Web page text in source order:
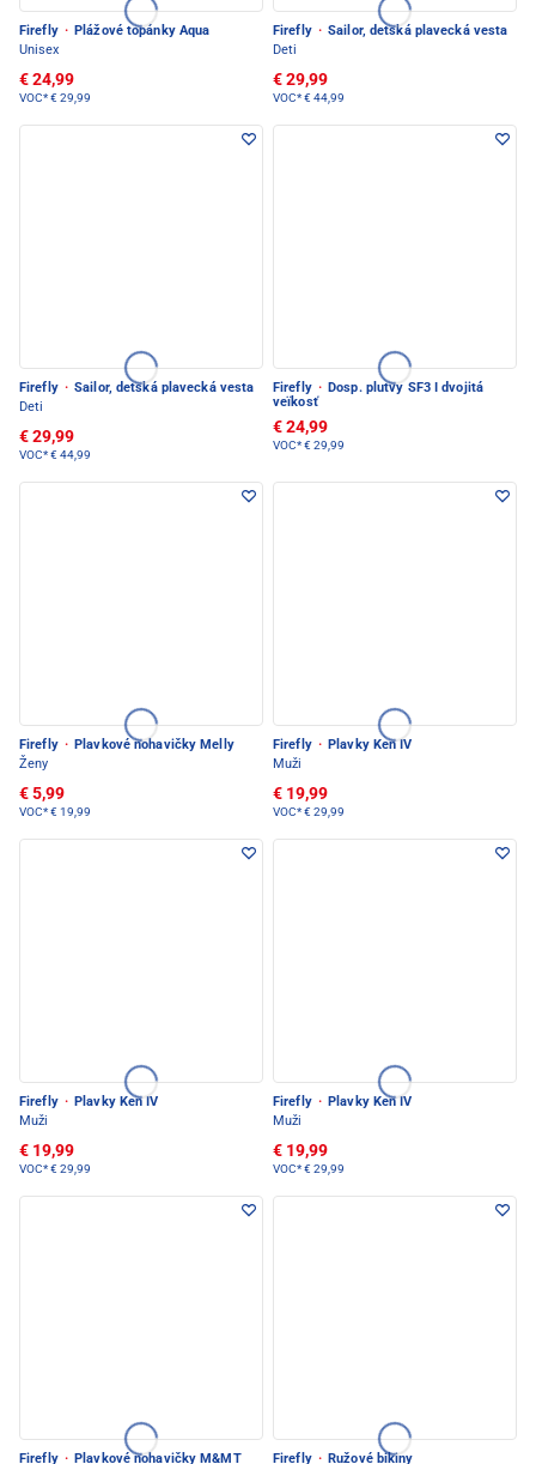
Firefly · Plážové topánky Aqua
Unisex
€ 24,99
VOC*€ 29,99
Firefly · Sailor, detská plavecká vesta
Deti
€ 29,99
VOC*€ 44,99
Firefly · Sailor, detská plavecká vesta
Deti
€ 29,99
VOC*€ 44,99
Firefly · Dosp. plutvy SF3 I dvojitá
veïkosť
€ 24,99
VOC*€ 29,99
Firefly · Plavkové nohavičky Melly
Ženy
€ 5,99
VOC*€ 19,99
Firefly · Plavky Ken IV
Muži
€ 19,99
VOC*€ 29,99
Firefly · Plavky Ken IV
Muži
€ 19,99
VOC*€ 29,99
Firefly · Plavky Ken IV
Muži
€ 19,99
VOC*€ 29,99
Firefly · Plavkové nohavičky M&MT Firefly · Ružové bikiny